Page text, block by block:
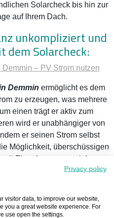
Solarcheck bis hin zur
auf Ihrem Dach.
unkompliziert und
dem Solarcheck:
Demmin ermöglicht es dem
zu erzeugen, was mehrere
einen trägt er aktiv zum
wird er unabhängiger von
er seinen Strom selbst
Möglichkeit, überschüssigen
Einnahmen zu erzielen.
Darstellung, denn die
dann, wenn ein Speicher
Privacy policy
visitor data, to improve our website,
you a great website experience. For
use open the settings.